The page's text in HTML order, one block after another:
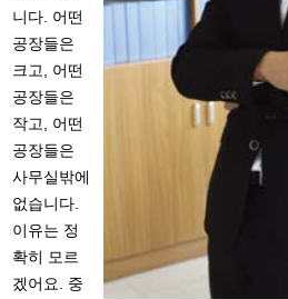
니다. 어떤
공장들은
크고, 어떤
공장들은
작고, 어떤
공장들은
사무실밖에
없습니다.
이유는 정
확히 모르
겠어요. 중